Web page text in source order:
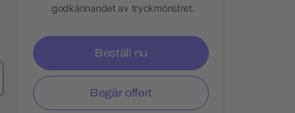
godkännandet av tryckmönstret.
Beställ nu
Begär offert